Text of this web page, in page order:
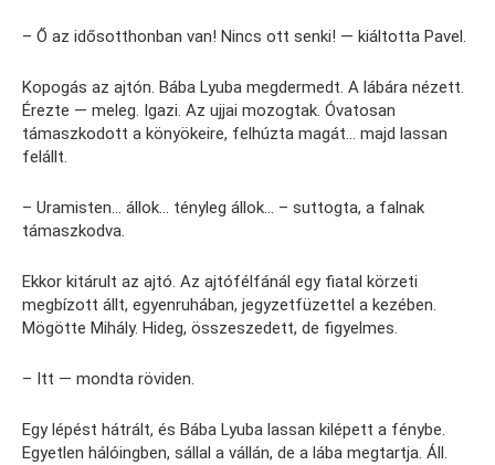
– Ő az idősotthonban van! Nincs ott senki! — kiáltotta Pavel.
Kopogás az ajtón. Bába Lyuba megdermedt. A lábára nézett.
Érezte — meleg. Igazi. Az ujjai mozogtak. Óvatosan
támaszkodott a könyökeire, felhúzta magát… majd lassan
felállt.
– Uramisten… állok… tényleg állok… – suttogta, a falnak
támaszkodva.
Ekkor kitárult az ajtó. Az ajtófélfánál egy fiatal körzeti
megbízott állt, egyenruhában, jegyzetfüzettel a kezében.
Mögötte Mihály. Hideg, összeszedett, de figyelmes.
– Itt — mondta röviden.
Egy lépést hátrált, és Bába Lyuba lassan kilépett a fénybe.
Egyetlen hálóingben, sállal a vállán, de a lába megtartja. Áll.